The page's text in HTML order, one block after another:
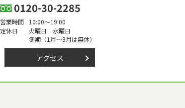
0120-30-2285
営業時間
10:00～19:00
定休日
火曜日 水曜日
冬期（1月～3月は無休）
アクセス